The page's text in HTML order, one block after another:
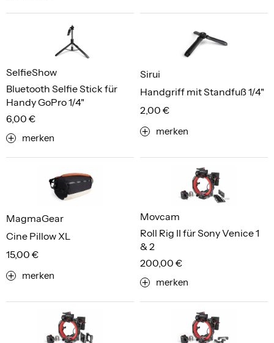
Bluetooth Selfie Stick für
Handy GoPro 1/4"
SelfieShow
6,00 €
merken
Handgriff mit Standfuß 1/4"
Sirui
2,00 €
merken
Cine Pillow XL
MagmaGear
15,00 €
merken
Roll Rig II für Sony Venice 1
& 2
Movcam
200,00 €
merken